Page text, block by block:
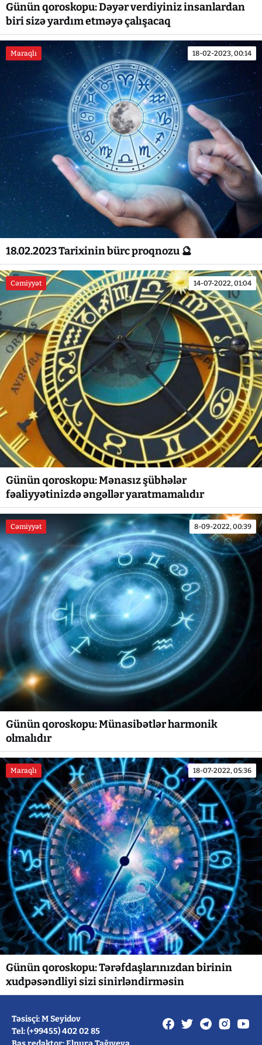
Günün qoroskopu: Dəyər verdiyiniz insanlardan
biri sizə yardım etməyə çalışacaq
Maraqlı 18-02-2023, 00:14
18.02.2023 Tarixinin bürc proqnozu 🔮
Cəmiyyət 14-07-2022, 01:04
Günün qoroskopu: Mənasız şübhələr
fəaliyyətinizdə əngəllər yaratmamalıdır
Cəmiyyət 8-09-2022, 00:39
Günün qoroskopu: Münasibətlər harmonik
olmalıdır
Maraqlı 18-07-2022, 05:36
Günün qoroskopu: Tərəfdaşlarınızdan birinin
xudpəsəndliyi sizi sinirləndirməsin
Təsisçi: M Seyidov
Tel: (+99455) 402 02 85